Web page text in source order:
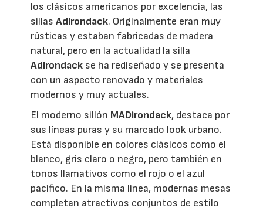
los clásicos americanos por excelencia, las
sillasAdirondack. Originalmente eran muy
rústicas y estaban fabricadas de madera
natural, pero en la actualidad la silla
Adirondack se ha rediseñado y se presenta
con un aspecto renovado y materiales
modernos y muy actuales.
El moderno sillón MADirondack, destaca por
sus líneas puras y su marcado look urbano.
Está disponible en colores clásicos como el
blanco, gris claro o negro, pero también en
tonos llamativos como el rojo o el azul
pacífico. En la misma línea, modernas mesas
completan atractivos conjuntos de estilo